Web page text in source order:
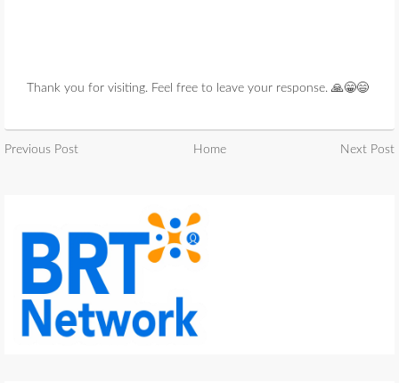
Thank you for visiting. Feel free to leave your response. 🙏😁😄
Previous Post Home Next Post